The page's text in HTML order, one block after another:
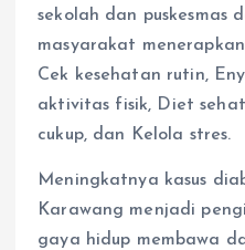
sekolah dan puskesmas
masyarakat
Cek kesehatan rutin,
aktivitas fisik, Diet
cukup, dan Kelola stres.
Meningkatnya kasus
Karawang menjadi
gaya hidup membawa